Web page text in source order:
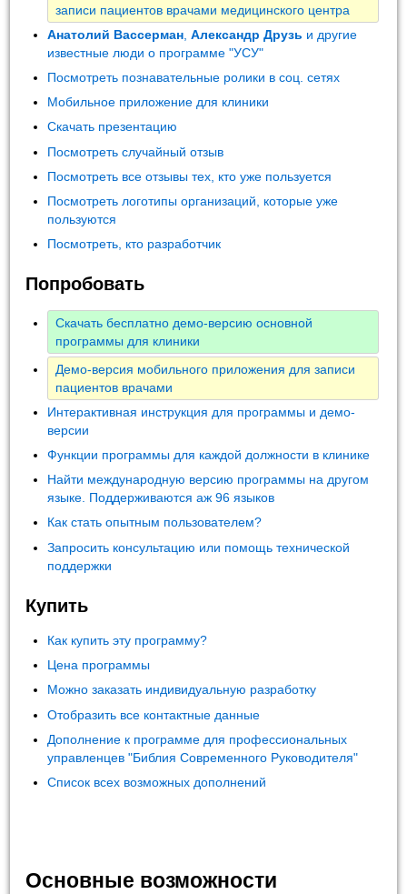
записи пациентов врачами медицинского центра
Анатолий Вассерман ,Александр Друзь и другие
известные люди о программе "УСУ"
Посмотреть познавательные ролики в соц. сетях
Мобильное приложение для клиники
Скачать презентацию
Посмотреть случайный отзыв
Посмотреть все отзывы тех, кто уже пользуется
Посмотреть логотипы организаций, которые уже
пользуются
Посмотреть, кто разработчик
Попробовать
Скачать бесплатно демо-версию основной
программы для клиники
Демо-версия мобильного приложения для записи
пациентов врачами
Интерактивная инструкция для программы и демо-
версии
Функции программы для каждой должности в клинике
Найти международную версию программы на другом
языке. Поддерживаются аж 96 языков
Как стать опытным пользователем?
Запросить консультацию или помощь технической
поддержки
Купить
Как купить эту программу?
Цена программы
Можно заказать индивидуальную разработку
Отобразить все контактные данные
Дополнение к программе для профессиональных
управленцев "Библия Современного Руководителя"
Список всех возможных дополнений
Основные возможности